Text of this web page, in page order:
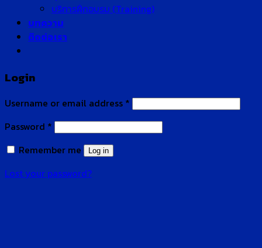
บริการฝึกอบรม (Training)
บทความ
ติดต่อเรา
Login
Username or email address *
Password *
Remember me
Log in
Lost your password?